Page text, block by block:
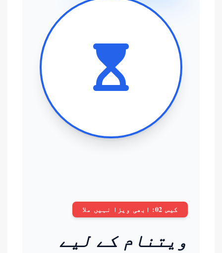
کیس 02: ابھی ویزا نہیں ملا
ویتنام کے لیے